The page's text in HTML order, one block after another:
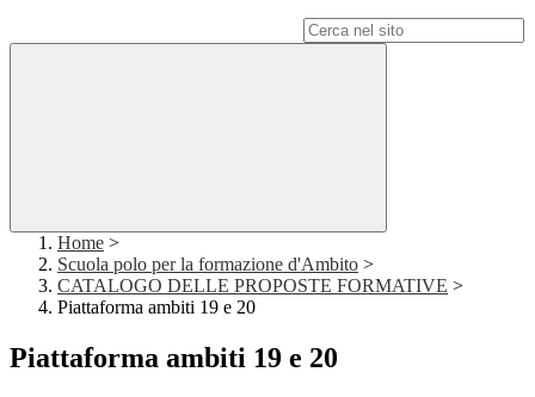
Home >
Scuola polo per la formazione d'Ambito >
CATALOGO DELLE PROPOSTE FORMATIVE >
Piattaforma ambiti 19 e 20
Piattaforma ambiti 19 e 20